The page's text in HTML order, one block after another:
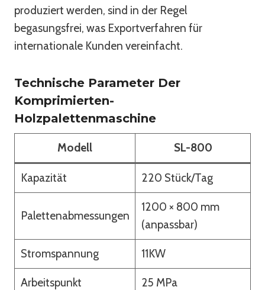
produziert werden, sind in der Regel
begasungsfrei, was Exportverfahren für
internationale Kunden vereinfacht.
Technische Parameter Der
Komprimierten-
Holzpalettenmaschine
Modell SL-800
Kapazität 220 Stück/Tag
Palettenabmessungen
1200 × 800 mm
(anpassbar)
Stromspannung 11KW
Arbeitspunkt 25 MPa